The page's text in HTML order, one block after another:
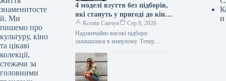
знаменитосте
й. Ми
пишемо про
культуру, кіно
та цікаві
колекції,
стежачи за
головними
4 моделі взуття без підборів,
які стануть у пригоді до кінця
літаКсенія Савчук
Сер 8, 2026
Надзвичайно високі підбори
залишилися в минулому. Тепер
взуття без підборів: від балеток до
мюлів. Найстильніші жінки…
и